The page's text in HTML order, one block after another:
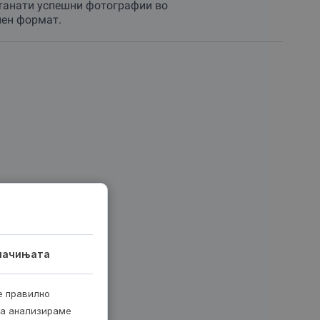
секојдневните обврски и брзање.
повеќе од илјада зборови.
да ја раскаже вашата семејна приказна низ
успешни фотографии во
формат.
правилно
анализираме